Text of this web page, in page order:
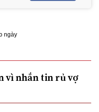
ngày
vì nhắn tin rủ vợ